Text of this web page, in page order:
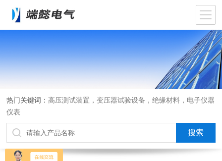
热门关键词： 高压测试装置，变压器试验设备，绝缘材料，电子仪器
仪表